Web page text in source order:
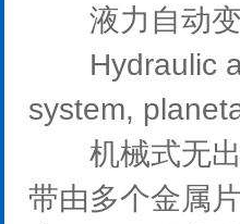
液力自动变
Hydraulic
system,
机械式无出
带由多个金属